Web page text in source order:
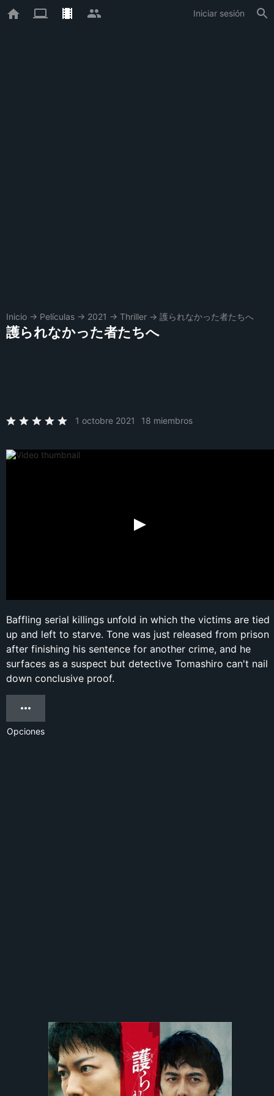
Iniciar sesión
Inicio → Películas → 2021 → Thriller → 護られなかった者たちへ
護られなかった者たちへ
1 octobre 2021 18 miembros
Baffling serial killings unfold in which the victims are tied
up and left to starve. Tone was just released from prison
after finishing his sentence for another crime, and he
surfaces as a suspect but detective Tomashiro can't nail
down conclusive proof.
Opciones